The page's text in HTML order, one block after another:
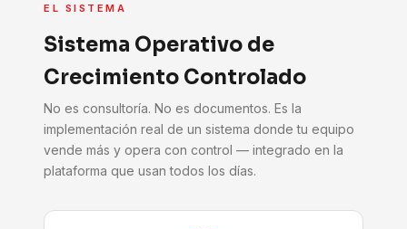
EL SISTEMA
Sistema Operativo de
Crecimiento Controlado
No es consultoría. No es documentos. Es la
implementación real de un sistema donde tu equipo
vende más y opera con control — integrado en la
plataforma que usan todos los días.